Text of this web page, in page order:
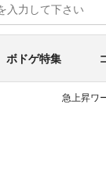
ボドゲ特集
急上昇ワ